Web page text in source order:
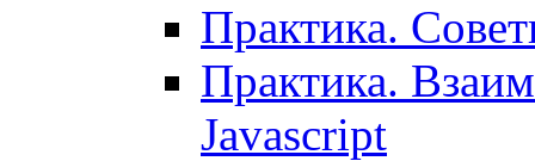
Практика.
Практика.
Javascript